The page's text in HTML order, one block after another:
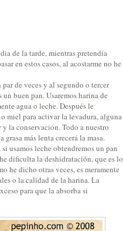
de la tarde, mientras pretendía
en estos casos, al acostarme no he
de veces y al segundo o tercer
buen pan. Usaremos harina de
agua o leche. Después le
miel para activar la levadura, alguna
la conservación. Todo a nuestro
más lenta crecerá la masa.
usamos leche obtendremos un pan
dificulta la deshidratación, que es lo
he dicho otras veces, es meramente
o la calidad de la harina. La
para que la absorba si